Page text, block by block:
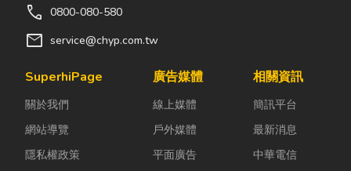
call 0800-080-580
mail service@chyp.com.tw
SuperhiPage
關於我們
網站導覽
隱私權政策
廣告媒體
線上媒體
戶外媒體
平面廣告
相關資訊
簡訊平台
最新消息
中華電信